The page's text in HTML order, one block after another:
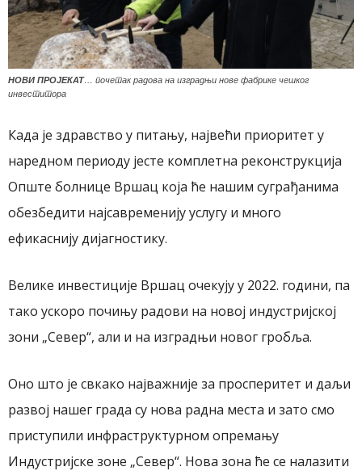
НОВИ ПРОЈЕКАТ… почетак радова на изградњи нове фабрике чешког
инвеститора
Када је здравство у питању, највећи приоритет у
наредном периоду јесте комплетна реконструкција
Опште болнице Вршац која ће нашим суграђанима
обезбедити најсавременију услугу и много
ефикаснију дијагностику.
Велике инвестиције Вршац очекују у 2022. години, па
тако ускоро почињу радови на новој индустријској
зони „Север“, али и на изградњи новог гробља.
Оно што је свкако најважније за просперитет и даљи
развој нашег града су нова радна места и зато смо
приступили инфраструктурном опремању
Индустријске зоне „Север“. Нова зона ће се налазити